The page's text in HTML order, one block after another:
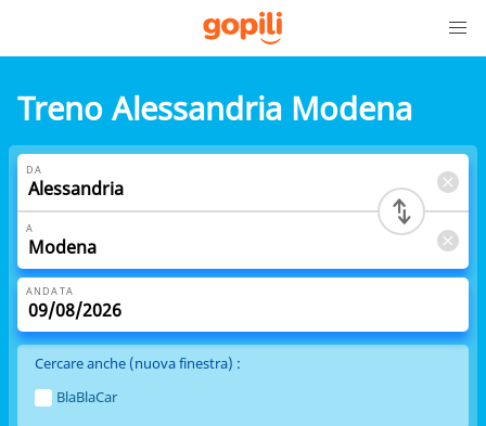
Treno Alessandria Modena
DA
A
ANDATA
Cercare anche (nuova finestra) :
BlaBlaCar